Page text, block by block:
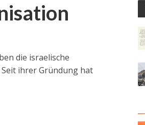
die israelische
Seit ihrer Gründung hat